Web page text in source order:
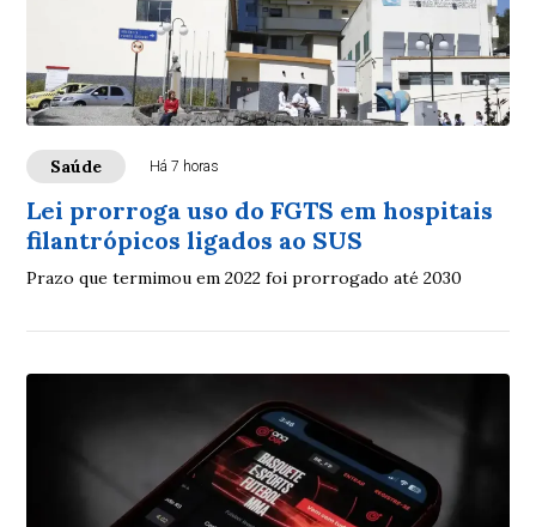
Saúde Há 7 horas
Lei prorroga uso do FGTS em hospitais
filantrópicos ligados ao SUS
Prazo que termimou em 2022 foi prorrogado até 2030